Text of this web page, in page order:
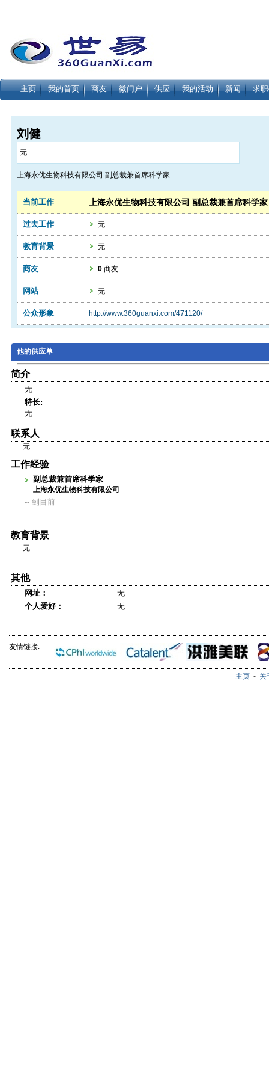
主页 我的首页 商友 微门户 供应 我的活动 新闻 求
刘健
无
上海永优生物科技有限公司 副总裁兼首席科学家
当前工作 上海永优生物科技有限公司 副总裁兼首席科学家
过去工作 无
教育背景 无
商友 0 商友
网站 无
公众形象 http://www.360guanxi.com/471120/
他的供应单
简介
无
特长:
无
联系人
无
工作经验
副总裁兼首席科学家
上海永优生物科技有限公司
-- 到目前
教育背景
无
其他
网址：
无
个人爱好：
无
友情链接:
主页 - 关